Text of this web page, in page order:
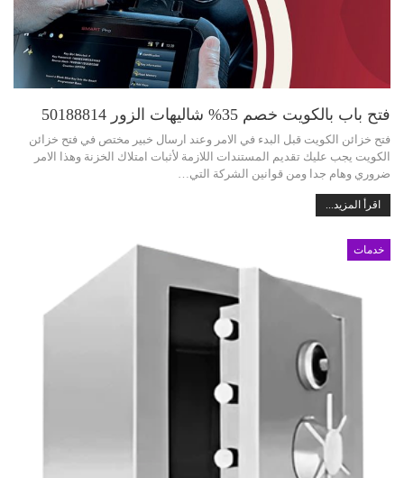
فتح باب بالكويت خصم 35% شاليهات الزور 50188814
فتح خزائن الكويت قبل البدء في الامر وعند ارسال خبير مختص في فتح خزائن
الكويت يجب عليك تقديم المستندات اللازمة لأثبات امتلاك الخزنة وهذا الامر
ضروري وهام جدا ومن قوانين الشركة التي…
اقرأ المزيد...
خدمات